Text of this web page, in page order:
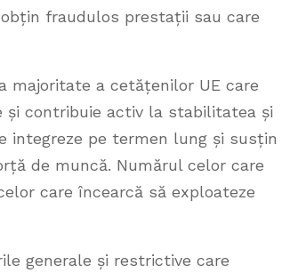
fraudulos prestații sau care
majoritate a cetățenilor UE care
contribuie activ la stabilitatea și
integreze pe termen lung și susțin
de muncă. Numărul celor care
care încearcă să exploateze
generale și restrictive care